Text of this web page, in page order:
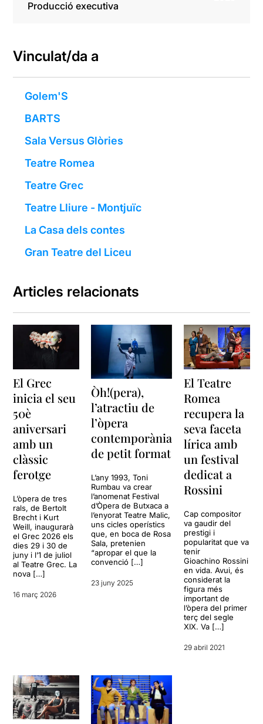
Producció executiva
Vinculat/da a
Golem'S
BARTS
Sala Versus Glòries
Teatre Romea
Teatre Grec
Teatre Lliure - Montjuïc
La Casa dels contes
Gran Teatre del Liceu
Articles relacionats
El Grec
inicia el seu
50è
aniversari
amb un
clàssic
ferotge
L’òpera de tres
rals, de Bertolt
Brecht i Kurt
Weill, inaugurarà
el Grec 2026 els
dies 29 i 30 de
juny i l’1 de juliol
al Teatre Grec. La
nova […]
16 març 2026
Òh!(pera),
l’atractiu de
l’òpera
contemporània
de petit format
L’any 1993, Toni
Rumbau va crear
l’anomenat Festival
d’Òpera de Butxaca a
l’enyorat Teatre Malic,
uns cicles operístics
que, en boca de Rosa
Sala, pretenien
“apropar el que la
convenció […]
23 juny 2025
El Teatre
Romea
recupera la
seva faceta
lírica amb
un festival
dedicat a
Rossini
Cap compositor
va gaudir del
prestigi i
popularitat que va
tenir
Gioachino Rossini
en vida. Avui, és
considerat la
figura més
important de
l’òpera del primer
terç del segle
XIX. Va […]
29 abril 2021